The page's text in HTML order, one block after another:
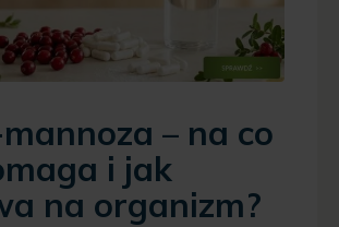
– na co
i jak
na organizm?